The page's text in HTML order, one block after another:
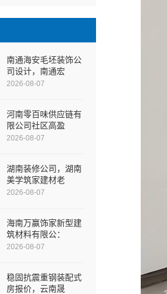
南通海安毛坯装饰公
司设计，南通宏
2026-08-07
河南零百味供应链有
限公司社区高盈
2026-08-07
湖南装修公司，湖南
美学筑家建材老
2026-08-07
海南万赢饰家新型建
筑材料有限公：
2026-08-07
稳固抗震重钢装配式
房报价，云南晟